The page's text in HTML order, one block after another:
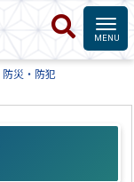
防災・防犯